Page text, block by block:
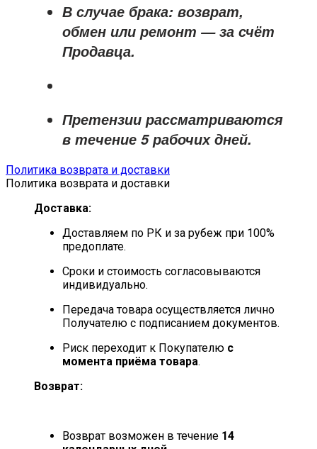
В случае брака: возврат,
обмен или ремонт —за счёт
Продавца.
Претензии рассматриваются
в течение 5 рабочих дней.
Политика возврата и доставки
Политика возврата и доставки
Доставка:
Доставляем по РК и за рубеж при 100%
предоплате.
Сроки и стоимость согласовываются
индивидуально.
Передача товара осуществляется лично
Получателю с подписанием документов.
Риск переходит к Покупателю с
момента приёма товара.
Возврат:
Возврат возможен в течение 14